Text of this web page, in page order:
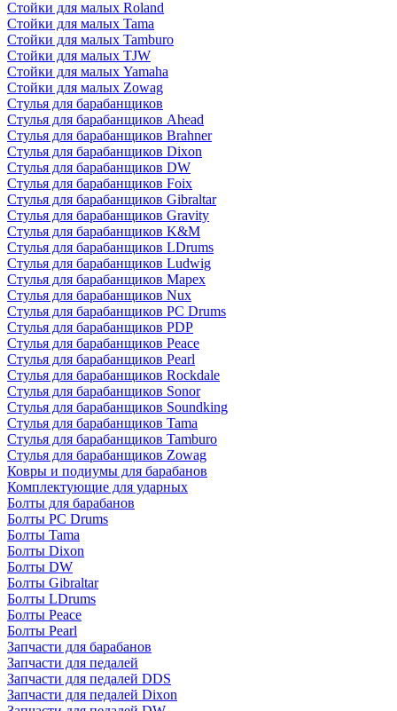
Стойки для малых Roland
Стойки для малых Tama
Стойки для малых Tamburo
Стойки для малых TJW
Стойки для малых Yamaha
Стойки для малых Zowag
Стулья для барабанщиков
Стулья для барабанщиков Ahead
Стулья для барабанщиков Brahner
Стулья для барабанщиков Dixon
Стулья для барабанщиков DW
Стулья для барабанщиков Foix
Стулья для барабанщиков Gibraltar
Стулья для барабанщиков Gravity
Стулья для барабанщиков K&M
Стулья для барабанщиков LDrums
Стулья для барабанщиков Ludwig
Стулья для барабанщиков Mapex
Стулья для барабанщиков Nux
Стулья для барабанщиков PC Drums
Стулья для барабанщиков PDP
Стулья для барабанщиков Peace
Стулья для барабанщиков Pearl
Стулья для барабанщиков Rockdale
Стулья для барабанщиков Sonor
Стулья для барабанщиков Soundking
Стулья для барабанщиков Tama
Стулья для барабанщиков Tamburo
Стулья для барабанщиков Zowag
Ковры и подиумы для барабанов
Комплектующие для ударных
Болты для барабанов
Болты PC Drums
Болты Tama
Болты Dixon
Болты DW
Болты Gibraltar
Болты LDrums
Болты Peace
Болты Pearl
Запчасти для барабанов
Запчасти для педалей
Запчасти для педалей DDS
Запчасти для педалей Dixon